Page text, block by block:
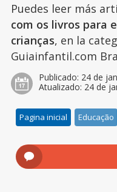
Puedes leer más
com os livros para
crianças, en la
Guiainfantil.com
Publicado: 24 de
Atualizado: 24 de
Pagina inicial Educação